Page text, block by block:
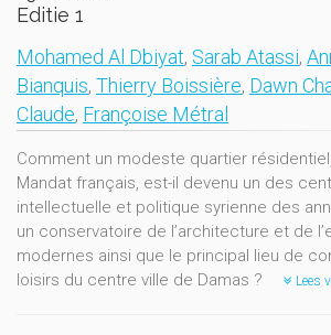
Editie 1
Mohamed Al Dbiyat, Sarab Atassi,
Bianquis, Thierry Boissière, Dawn
Claude, Françoise Métral
Comment un modeste quartier
Mandat français, est-il devenu un des
intellectuelle et politique syrienne des
un conservatoire de l’architecture et de
modernes ainsi que le principal lieu de
loisirs du centre ville de Damas ?
Lees